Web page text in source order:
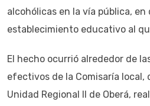
alcohólicas en la vía pública, en
establecimiento educativo al
El hecho ocurrió alrededor de
efectivos de la Comisaría local,
Unidad Regional II de Oberá,